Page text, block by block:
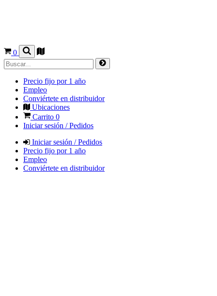
0
Precio fijo por 1 año
Empleo
Conviértete en distribuidor
Ubicaciones
Carrito 0
Iniciar sesión / Pedidos
Iniciar sesión / Pedidos
Precio fijo por 1 año
Empleo
Conviértete en distribuidor